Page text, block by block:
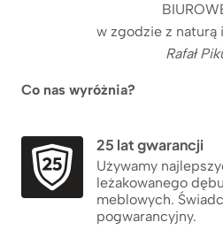
w zgodzie z naturą
Rafał
Co nas wyróżnia?
25 lat gwarancji
Używamy
leżakowanego
meblowych.
pogwarancyjny.